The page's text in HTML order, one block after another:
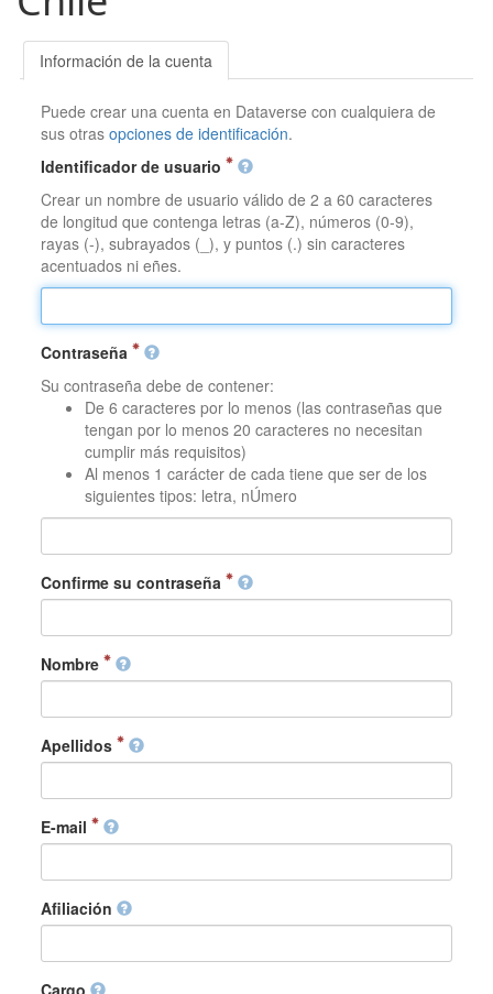
Información de la cuenta
Puede crear una cuenta en Dataverse con cualquiera de
sus otrasopciones de identificación.
Identificador de usuario
Crear un nombre de usuario válido de 2 a 60 caracteres
de longitud que contenga letras (a-Z), números (0-9),
rayas (-), subrayados (_), y puntos (.) sin caracteres
acentuados ni eñes.
Contraseña
Su contraseña debe de contener:
De 6 caracteres por lo menos (las contraseñas que
tengan por lo menos 20 caracteres no necesitan
cumplir más requisitos)
Al menos 1 carácter de cada tiene que ser de los
siguientes tipos: letra, nÚmero
Confirme su contraseña
Nombre
Apellidos
E-mail
Afiliación
Cargo